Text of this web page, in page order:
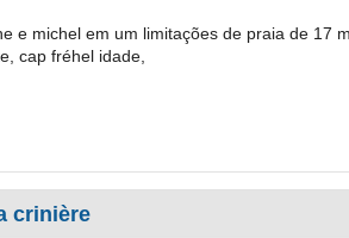
e michel em um limitações de praia de 17
cap fréhel idade,
crinière